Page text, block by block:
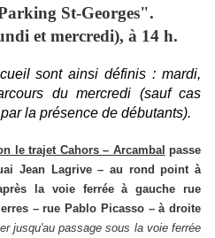
St-Georges".
et mercredi), à 14 h.
sont ainsi définis : mardi,
du mercredi (sauf cas
la présence de débutants).
le trajet Cahors – Arcambal passe
Jean Lagrive – au rond point à
la voie ferrée à gauche rue
– rue Pablo Picasso – à droite
jusqu'au passage sous la voie ferrée